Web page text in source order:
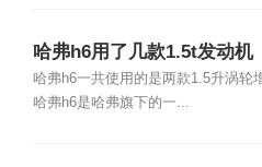
哈弗h6用了几款1.5t发动机
哈弗h6一共使用的是两款1.5升涡轮
哈弗h6是哈弗旗下的一...